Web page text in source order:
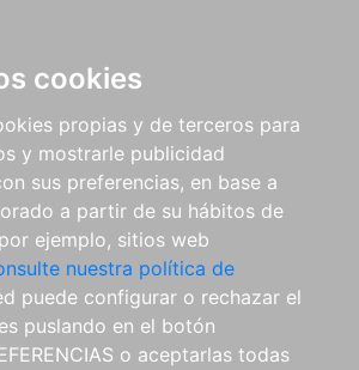
cookies
propias y de terceros para
y mostrarle publicidad
sus preferencias, en base a
a partir de su hábitos de
ejemplo, sitios web
nuestra política de
puede configurar o rechazar el
puslando en el botón
o aceptarlas todas